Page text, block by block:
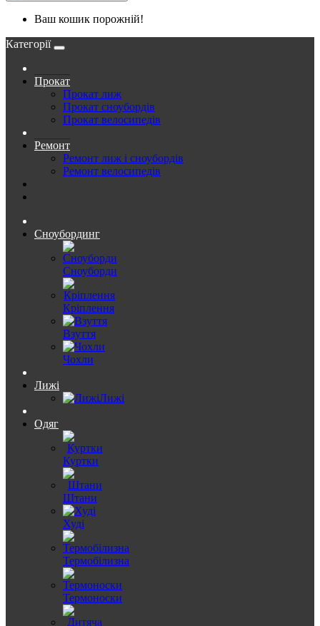
Ваш кошик порожній!
Категорії
Прокат
Прокат лиж
Прокат сноубордів
Прокат велосипедів
Ремонт
Ремонт лиж і сноубордів
Ремонт велосипедів
Сноубординг
Сноуборди
Кріплення
Взуття
Чохли
Лижі
Лижі
Одяг
Куртки
Штани
Худі
Термобілизна
Термоноски